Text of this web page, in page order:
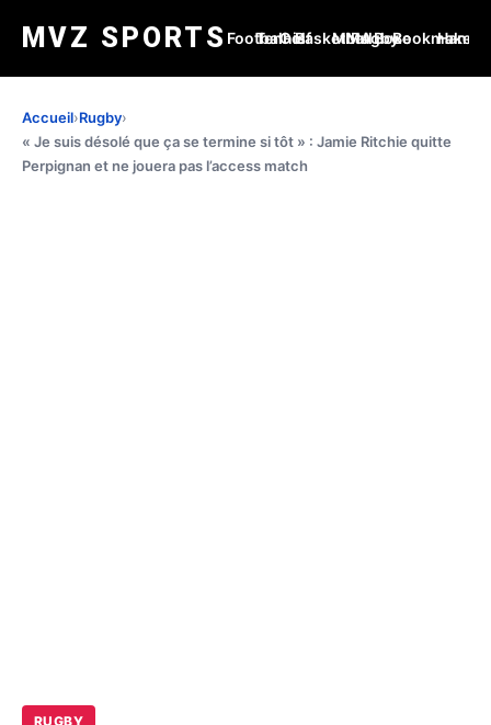
MVZ SPORTS Football
Tennis
GolfBasketball
MMARugby
BoxeBookmakers
Accueil›Rugby›
« Je suis désolé que ça se termine si tôt » : Jamie Ritchie quitte
Perpignan et ne jouera pas l’access match
RUGBY